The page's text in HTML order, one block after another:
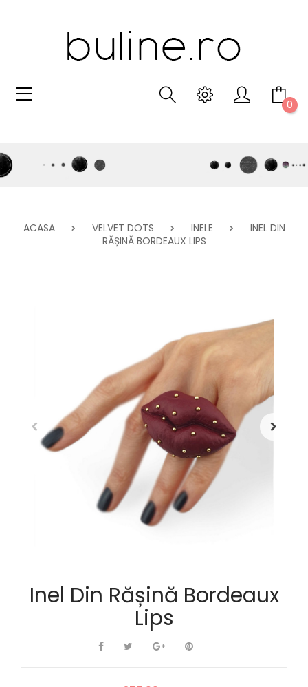
0
ACASA VELVET DOTS INELE
INEL DIN
RĂȘINĂ BORDEAUX LIPS
Inel Din Rășină Bordeaux
Lips